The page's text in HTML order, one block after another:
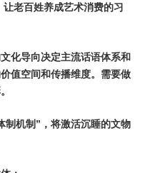
老百姓养成艺术消费的习
化导向决定主流话语体系和
值空间和传播维度。需要做
制机制”，将激活沉睡的文物